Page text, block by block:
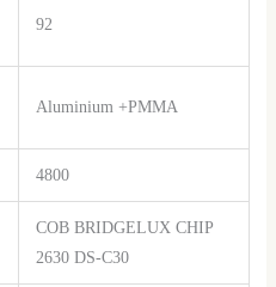
92
Aluminium +PMMA
4800
COB BRIDGELUX CHIP
2630 DS-C30